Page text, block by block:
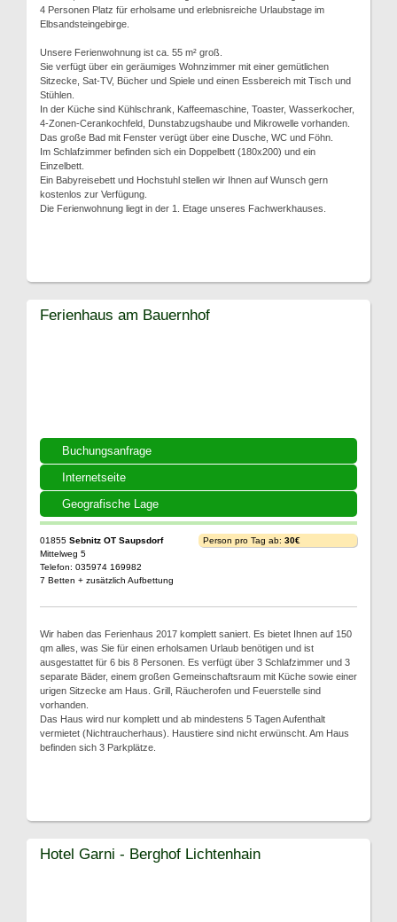
4 Personen Platz für erholsame und erlebnisreiche Urlaubstage im
Elbsandsteingebirge.
Unsere Ferienwohnung ist ca. 55 m² groß.
Sie verfügt über ein geräumiges Wohnzimmer mit einer gemütlichen
Sitzecke, Sat-TV, Bücher und Spiele und einen Essbereich mit Tisch und
Stühlen.
In der Küche sind Kühlschrank, Kaffeemaschine, Toaster, Wasserkocher,
4-Zonen-Cerankochfeld, Dunstabzugshaube und Mikrowelle vorhanden.
Das große Bad mit Fenster verügt über eine Dusche, WC und Föhn.
Im Schlafzimmer befinden sich ein Doppelbett (180x200) und ein
Einzelbett.
Ein Babyreisebett und Hochstuhl stellen wir Ihnen auf Wunsch gern
kostenlos zur Verfügung.
Die Ferienwohnung liegt in der 1. Etage unseres Fachwerkhauses.
Buchungsanfrage
Internetseite
Geografische Lage
Ferienhaus am Bauernhof
01855 Sebnitz OT Saupsdorf
Mittelweg 5
Telefon: 035974 169982
7 Betten + zusätzlich Aufbettung
Person pro Tag ab: 30€
Wir haben das Ferienhaus 2017 komplett saniert. Es bietet Ihnen auf 150
qm alles, was Sie für einen erholsamen Urlaub benötigen und ist
ausgestattet für 6 bis 8 Personen. Es verfügt über 3 Schlafzimmer und 3
separate Bäder, einem großen Gemeinschaftsraum mit Küche sowie einer
urigen Sitzecke am Haus. Grill, Räucherofen und Feuerstelle sind
vorhanden.
Das Haus wird nur komplett und ab mindestens 5 Tagen Aufenthalt
vermietet (Nichtraucherhaus). Haustiere sind nicht erwünscht. Am Haus
befinden sich 3 Parkplätze.
Hotel Garni - Berghof Lichtenhain